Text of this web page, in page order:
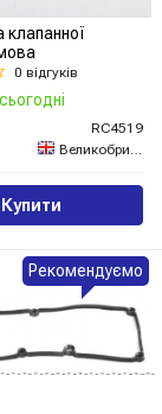
клапанної
0 відгуків
сьогодні
RC4519
Великобританія
Купити
Рекомендуємо